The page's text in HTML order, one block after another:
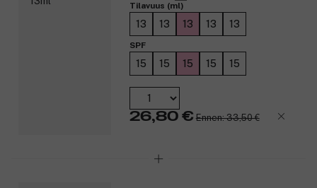
Tilavuus (ml)
13 13 13 13 13
SPF
15 15 15 15 15
26,80 € Ennen: 33,50 €